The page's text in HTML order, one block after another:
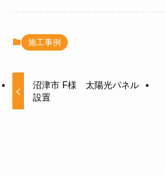
施工事例
沼津市 F様 太陽光パネル
設置